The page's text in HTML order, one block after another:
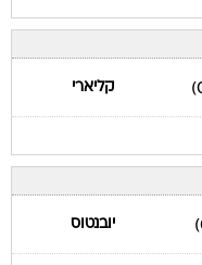
קליארי
יובנטוס